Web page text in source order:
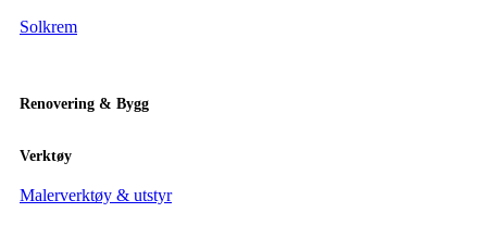
Solkrem
Renovering & Bygg
Verktøy
Malerverktøy & utstyr